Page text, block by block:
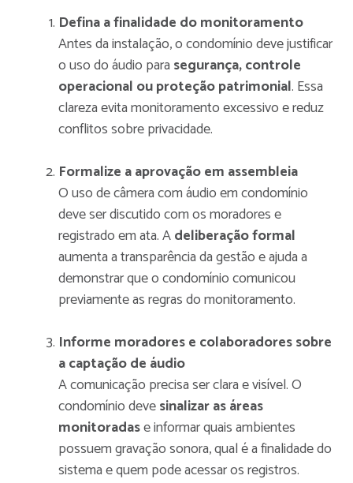
Defina a finalidade do monitoramento
Antes da instalação, o condomínio deve justificar
o uso do áudio para segurança, controle
operacional ou proteção patrimonial. Essa
clareza evita monitoramento excessivo e reduz
conflitos sobre privacidade.
Formalize a aprovação em assembleia
O uso de câmera com áudio em condomínio
deve ser discutido com os moradores e
registrado em ata. Adeliberação formal
aumenta a transparência da gestão e ajuda a
demonstrar que o condomínio comunicou
previamente as regras do monitoramento.
Informe moradores e colaboradores sobre
a captação de áudio
A comunicação precisa ser clara e visível. O
condomínio devesinalizar as áreas
monitoradase informar quais ambientes
possuem gravação sonora, qual é a finalidade do
sistema e quem pode acessar os registros.